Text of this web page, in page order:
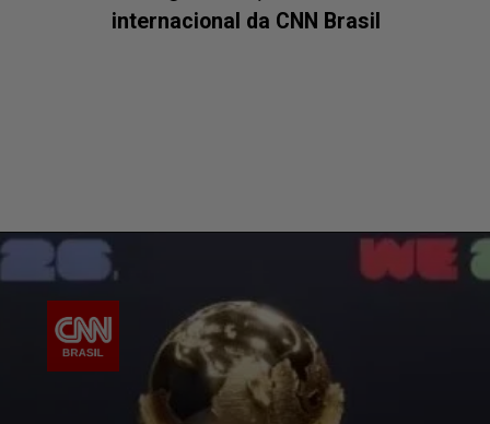
internacional da CNN Brasil